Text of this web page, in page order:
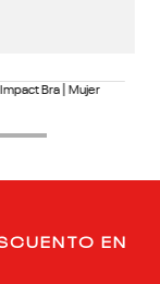
Bra | Mujer
EN